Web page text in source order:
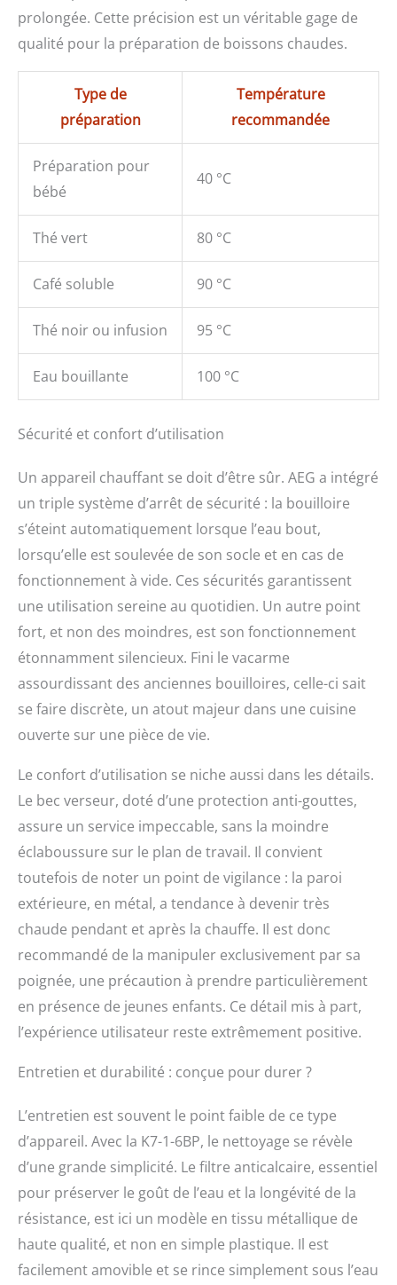
prolongée. Cette précision est un véritable gage de
qualité pour la préparation de boissons chaudes.
Type de
préparation
Température
recommandée
Préparation pour
bébé
40 °C
Thé vert 80 °C
Café soluble 90 °C
Thé noir ou infusion 95 °C
Eau bouillante 100 °C
Sécurité et confort d’utilisation
Un appareil chauffant se doit d’être sûr. AEG a intégré
un triple système d’arrêt de sécurité : la bouilloire
s’éteint automatiquement lorsque l’eau bout,
lorsqu’elle est soulevée de son socle et en cas de
fonctionnement à vide. Ces sécurités garantissent
une utilisation sereine au quotidien. Un autre point
fort, et non des moindres, est son fonctionnement
étonnamment silencieux. Fini le vacarme
assourdissant des anciennes bouilloires, celle-ci sait
se faire discrète, un atout majeur dans une cuisine
ouverte sur une pièce de vie.
Le confort d’utilisation se niche aussi dans les détails.
Le bec verseur, doté d’une protection anti-gouttes,
assure un service impeccable, sans la moindre
éclaboussure sur le plan de travail. Il convient
toutefois de noter un point de vigilance : la paroi
extérieure, en métal, a tendance à devenir très
chaude pendant et après la chauffe. Il est donc
recommandé de la manipuler exclusivement par sa
poignée, une précaution à prendre particulièrement
en présence de jeunes enfants. Ce détail mis à part,
l’expérience utilisateur reste extrêmement positive.
Entretien et durabilité : conçue pour durer ?
L’entretien est souvent le point faible de ce type
d’appareil. Avec la K7-1-6BP, le nettoyage se révèle
d’une grande simplicité. Le filtre anticalcaire, essentiel
pour préserver le goût de l’eau et la longévité de la
résistance, est ici un modèle en tissu métallique de
haute qualité, et non en simple plastique. Il est
facilement amovible et se rince simplement sous l’eau